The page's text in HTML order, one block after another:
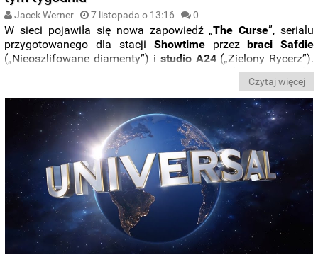
Jacek Werner 7 listopada o 13:16 0
W sieci pojawiła się nowa zapowiedź „The Curse”, serialu
przygotowanego dla stacji Showtimeprzez braci Safdie
(„Nieoszlifowane diamenty”) i studio A24 („Zielony Rycerz”).
(„La La Land”) i
(„Próba generalna”). Premiera odbędzie się
tym tygodniu.
Czytaj więcej